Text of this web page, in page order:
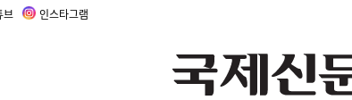
브 인스타그램